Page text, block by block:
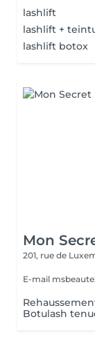
lashlift
lashlift +
lashlift botox
Mon
201, rue de
E-mail
Botulash